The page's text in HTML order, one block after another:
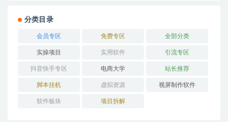
分类目录
会员专区 免费专区 全部分类
实操项目 实用软件 引流专区
抖音快手专区 电商大学 站长推荐
脚本挂机 虚拟资源 视屏制作软件
软件板块 项目拆解